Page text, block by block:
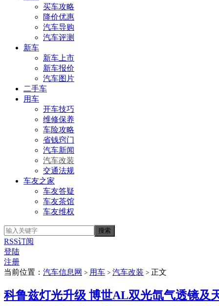
买车攻略
降价优惠
汽车导购
汽车评测
新车
新车上市
新车报价
汽车图片
二手车
用车
开车技巧
维修保养
车险攻略
省钱窍门
汽车新闻
汽车改装
交通法规
车友之家
车友答疑
车友茶馆
车友维权
RSS订阅
登陆
注册
当前位置： 汽车信息网 > 用车 > 汽车改装 > 正文
科鲁兹灯光升级 博世AL双光氙气透镜及